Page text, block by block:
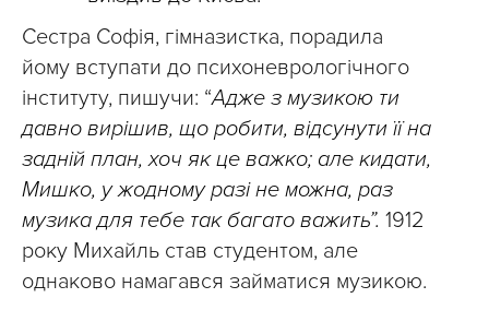
Сестра Софія, гімназистка, порадила
йому вступати до психоневрологічного
інституту, пишучи: “Адже з музикою ти
давно вирішив, що робити, відсунути її на
задній план, хоч як це важко; але кидати,
Мишко, у жодному разі не можна, раз
музика для тебе так багато важить”. 1912
року Михайль став студентом, але
однаково намагався займатися музикою.